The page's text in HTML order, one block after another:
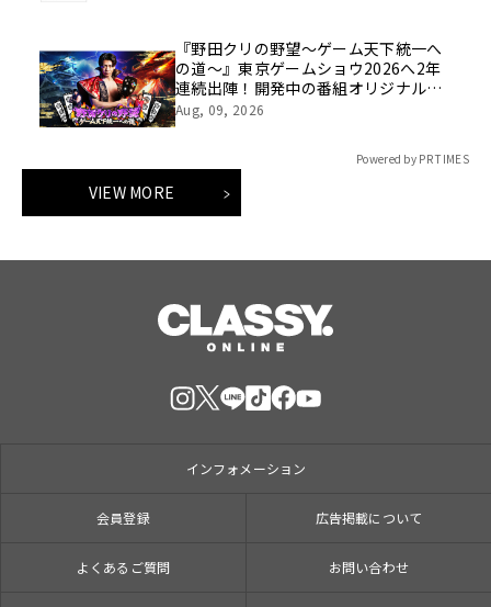
『野田クリの野望～ゲーム天下統一へ
の道～』東京ゲームショウ2026へ2年
連続出陣！開発中の番組オリジナルゲ
ームを世界最速体験！失敗したら即
Aug, 09, 2026
Powered by PR TIMES
VIEW MORE
インフォメーション
会員登録 広告掲載について
よくあるご質問 お問い合わせ